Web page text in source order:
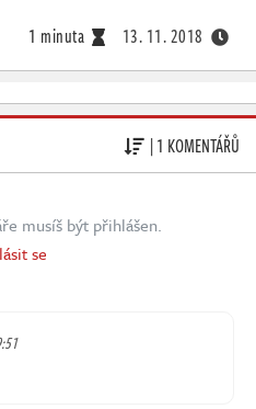
1 minuta 13. 11. 2018
| 1 KOMENTÁŘŮ
musíš být přihlášen.
se